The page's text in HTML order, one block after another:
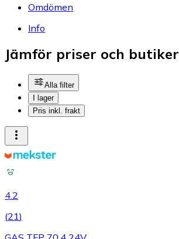
Omdömen
Info
Jämför priser och butiker
Alla filter
I lager
Pris inkl. frakt
4.2
(21)